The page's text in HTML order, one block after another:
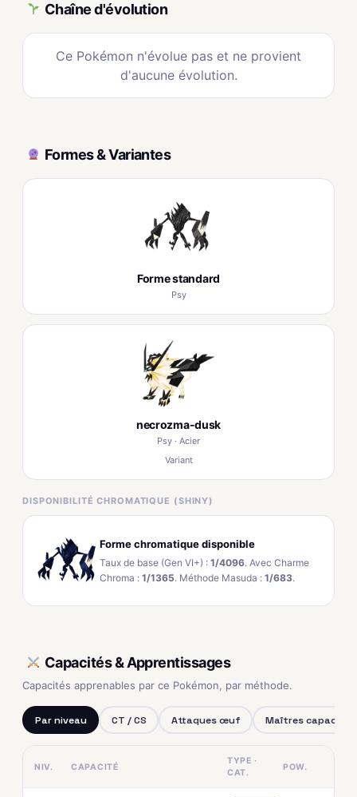
Chaîne d'évolution
Ce Pokémon n'évolue pas et ne provient
d'aucune évolution.
Formes & Variantes
Forme standard
Psy
necrozma-dusk
Psy · Acier
Variant
DISPONIBILITÉ CHROMATIQUE (SHINY)
Forme chromatique disponible
Taux de base (Gen VI+) : 1/4096. Avec Charme
Chroma : 1/1365. Méthode Masuda : 1/683.
Capacités & Apprentissages
Capacités apprenables par ce Pokémon, par méthode.
Par niveau CT / CS Attaques œuf Maîtres capacités
NIV. CAPACITÉ
TYPE ·
CAT.
POW.